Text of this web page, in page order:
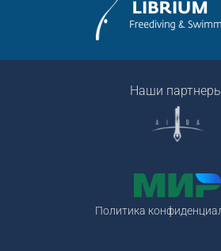
Наши
Политика